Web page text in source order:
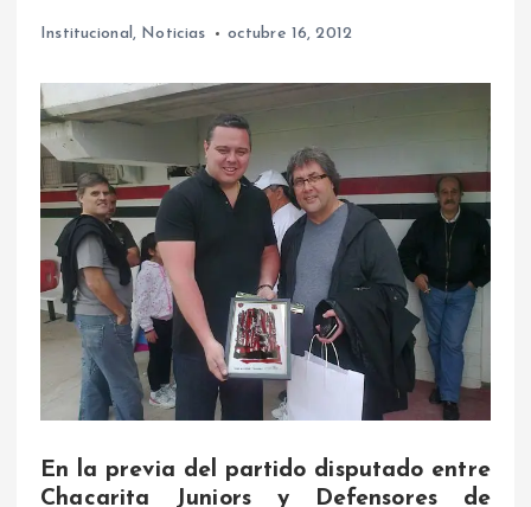
Institucional, Noticias octubre 16, 2012
En la previa del partido disputado entre
Chacarita Juniors y Defensores de